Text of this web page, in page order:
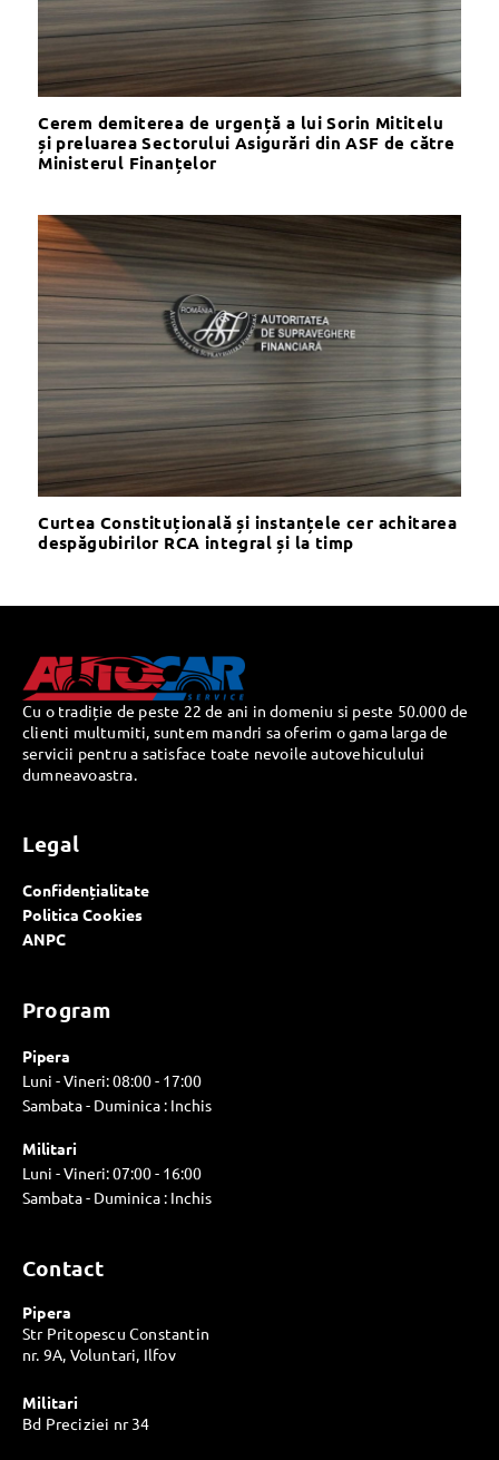
Cerem demiterea de urgență a lui Sorin Mititelu
și preluarea Sectorului Asigurări din ASF de către
Ministerul Finanțelor
Curtea Constituțională și instanțele cer achitarea
despăgubirilor RCA integral și la timp
Cu o tradiție de peste 22 de ani in domeniu si peste 50.000 de
clienti multumiti, suntem mandri sa oferim o gama larga de
servicii pentru a satisface toate nevoile autovehiculului
dumneavoastra.
Legal
Confidențialitate
Politica Cookies
ANPC
Program
Pipera
Luni - Vineri: 08:00 - 17:00
Sambata - Duminica : Inchis
Militari
Luni - Vineri: 07:00 - 16:00
Sambata - Duminica : Inchis
Contact
Pipera
Str Pritopescu Constantin
nr. 9A, Voluntari, Ilfov
Militari
Bd Preciziei nr 34